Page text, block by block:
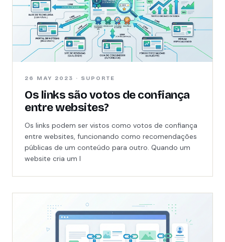
26 MAY 2023 · SUPORTE
Os links são votos de confiança
entre websites?
Os links podem ser vistos como votos de confiança
entre websites, funcionando como recomendações
públicas de um conteúdo para outro. Quando um
website cria um l